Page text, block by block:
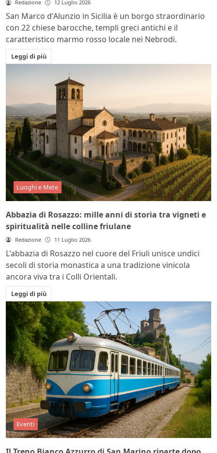
Redazione 12 Luglio 2026
San Marco d'Alunzio in Sicilia è un borgo straordinario
con 22 chiese barocche, templi greci antichi e il
caratteristico marmo rosso locale nei Nebrodi.
Leggi di più
Luoghi e Mete
Abbazia di Rosazzo: mille anni di storia tra vigneti e
spiritualità nelle colline friulane
Redazione 11 Luglio 2026
L'abbazia di Rosazzo nel cuore del Friuli unisce undici
secoli di storia monastica a una tradizione vinicola
ancora viva tra i Colli Orientali.
Leggi di più
Eventi